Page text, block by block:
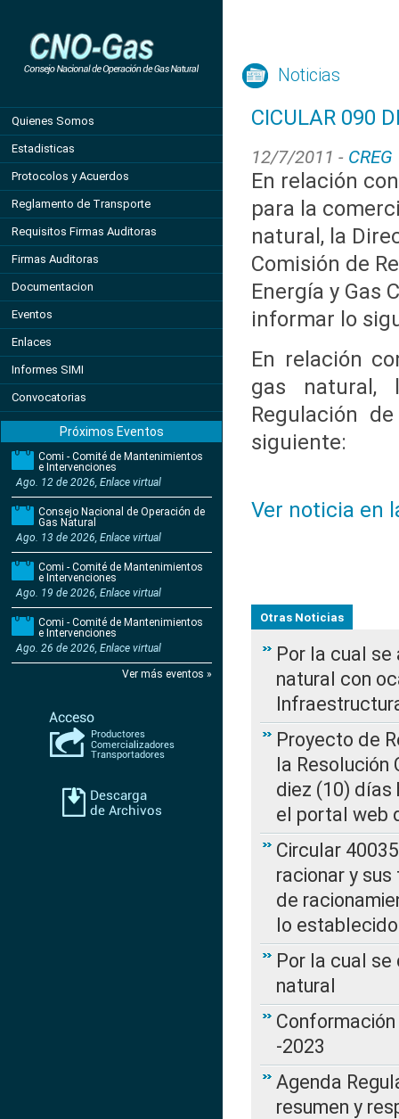
Quienes Somos
Estadisticas
Protocolos y Acuerdos
Reglamento de Transporte
Requisitos Firmas Auditoras
Firmas Auditoras
Documentacion
Eventos
Enlaces
Informes SIMI
Convocatorias
Próximos Eventos
Comi - Comité de Mantenimientos
e Intervenciones
Ago. 12 de 2026, Enlace virtual
Consejo Nacional de Operación de
Gas Natural
Ago. 13 de 2026, Enlace virtual
Comi - Comité de Mantenimientos
e Intervenciones
Ago. 19 de 2026, Enlace virtual
Comi - Comité de Mantenimientos
e Intervenciones
Ago. 26 de 2026, Enlace virtual
Ver más eventos »
Noticias
CICULAR 090
12/7/2011 - CREG
En relación
para la
natural, la
Comisión de
Energía y Gas
informar lo
En relación
gas natural,
Regulación
siguiente:
Ver noticia en
Otras Noticias
Por la cual
natural con
Proyecto de
la Resolución
diez (10) días
el portal web
Circular
racionar y
de
lo
Por la cual
natural
-2023
Agenda
resumen y